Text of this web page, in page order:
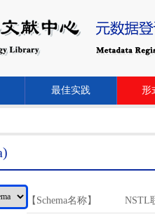
最佳实践 形
【Schema名称】 NSTL